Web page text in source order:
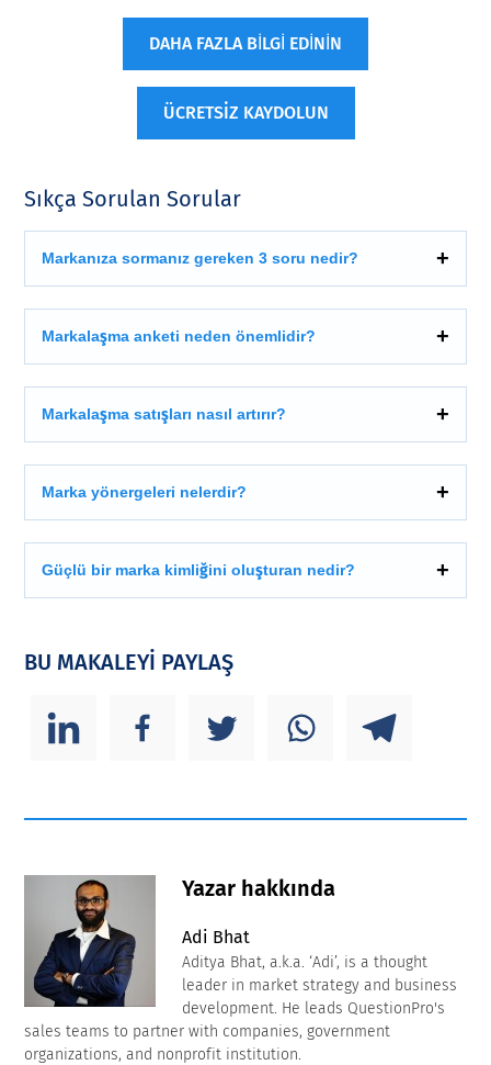
DAHA FAZLA BİLGİ EDİNİN
ÜCRETSİZ KAYDOLUN
Sıkça Sorulan Sorular
Markanıza sormanız gereken 3 soru nedir?
Markalaşma anketi neden önemlidir?
Markalaşma satışları nasıl artırır?
Marka yönergeleri nelerdir?
Güçlü bir marka kimliğini oluşturan nedir?
BU MAKALEYİ PAYLAŞ
Yazar hakkında
Adi Bhat
Aditya Bhat, a.k.a. ‘Adi’, is a thought
leader in market strategy and business
development. He leads QuestionPro's
sales teams to partner with companies, government
organizations, and nonprofit institution.